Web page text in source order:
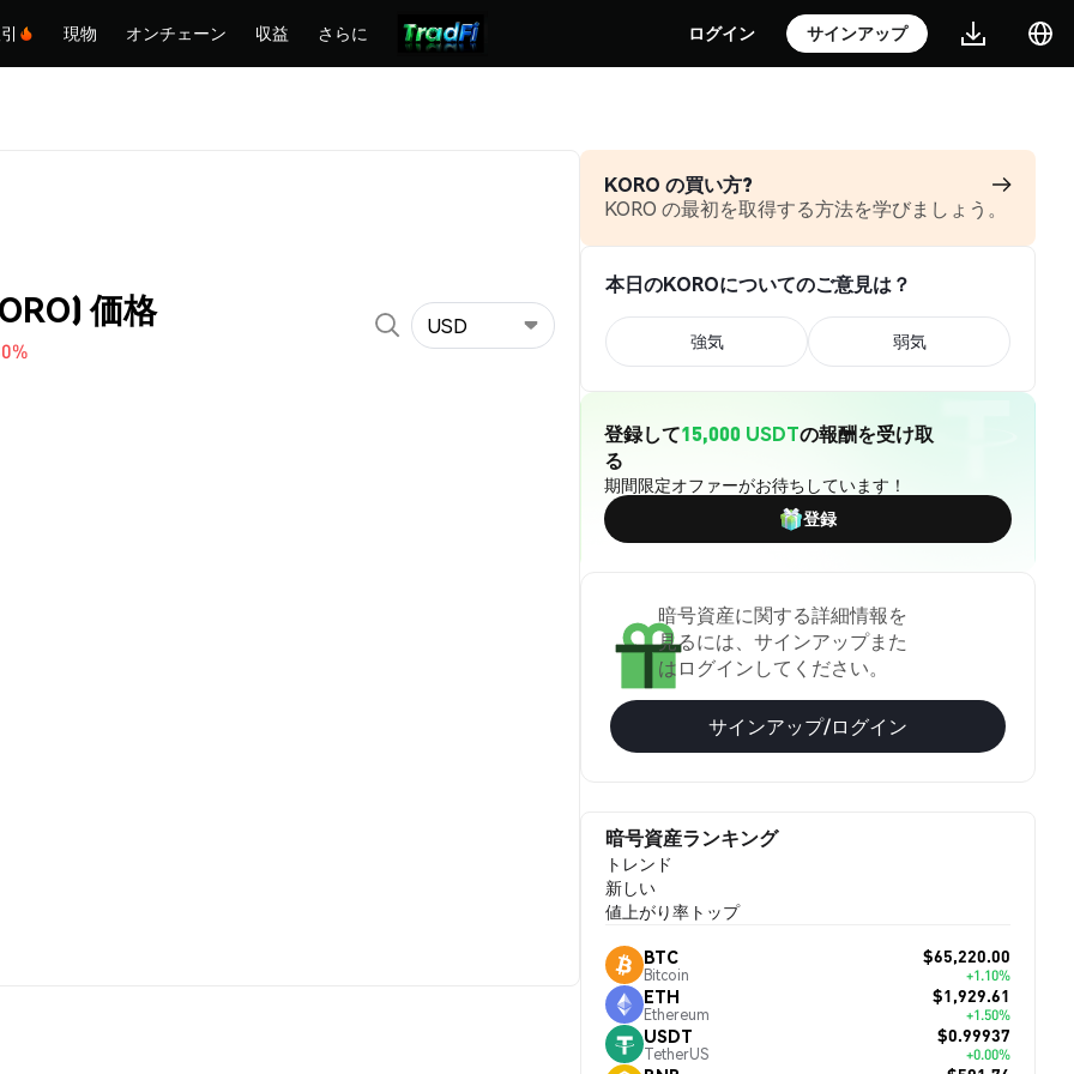
現物 オンチェーン 収益 さらに ログイン サインアップ
価格 USD
KORO の買い方?
KORO の最初を取得する方法を学びましょう。
本日のKOROについてのご意見は？
強気 弱気
登録して15,000 USDTの報酬を受け取
る
期間限定オファーがお待ちしています！
登録
暗号資産に関する詳細情報を
見るには、サインアップまた
はログインしてください。
サインアップ/ログイン
暗号資産ランキング
トレンド
新しい
値上がり率トップ
BTC
Bitcoin
$65,220.00
+1.10%
ETH
Ethereum
$1,929.61
+1.50%
USDT
TetherUS
$0.99937
+0.00%